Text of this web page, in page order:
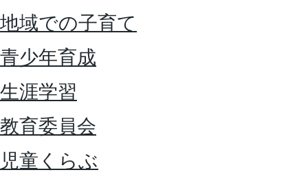
地域での子育て
青少年育成
生涯学習
教育委員会
児童くらぶ